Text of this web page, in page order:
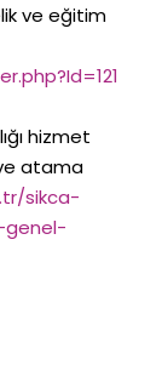
ve eğitim
hizmet
atama
sikca-
genel-